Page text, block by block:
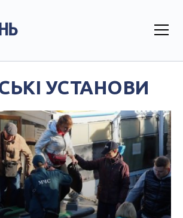
УСТАНОВИ